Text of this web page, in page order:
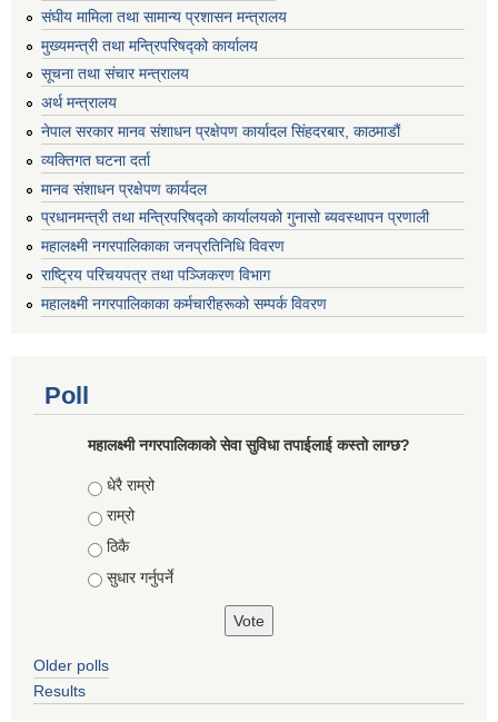
संघीय मामिला तथा सामान्य प्रशासन मन्त्रालय
मुख्यमन्त्री तथा मन्त्रिपरिषद्को कार्यालय
सूचना तथा संचार मन्त्रालय
अर्थ मन्त्रालय
नेपाल सरकार मानव संशाधन प्रक्षेपण कार्यादल सिंहदरबार, काठमाडौं
व्यक्तिगत घटना दर्ता
मानव संशाधन प्रक्षेपण कार्यदल
प्रधानमन्त्री तथा मन्त्रिपरिषद्को कार्यालयको गुनासो ब्यवस्थापन प्रणाली
महालक्ष्मी नगरपालिकाका जनप्रतिनिधि विवरण
राष्ट्रिय परिचयपत्र तथा पञ्जिकरण विभाग
महालक्ष्मी नगरपालिकाका कर्मचारीहरूको सम्पर्क विवरण
Poll
महालक्ष्मी नगरपालिकाको सेवा सुविधा तपाईलाई कस्तो लाग्छ?
Choices
धेरै राम्रो
राम्रो
ठिकै
सुधार गर्नुपर्ने
Older polls
Results